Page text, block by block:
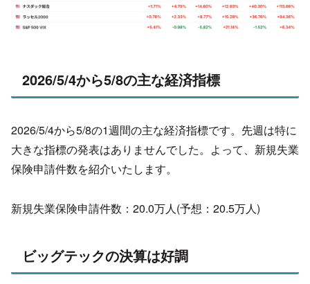
2026/5/4から5/8の主な経済指標
2026/5/4から5/8の1週間の主な経済指標です。 先週は特に
大きな指標の発表はありませんでした。よって、新規失業
保険申請件数を紹介いたします。
新規失業保険申請件数：20.0万人(予想：20.5万人)
ビッグテックの決算は好調